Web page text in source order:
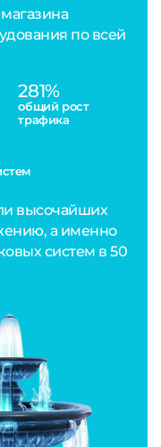
по всей
281%
общий рост
трафика
высочайших
а именно
систем в 50